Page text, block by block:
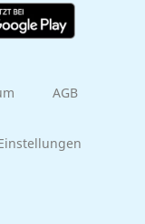
AGB